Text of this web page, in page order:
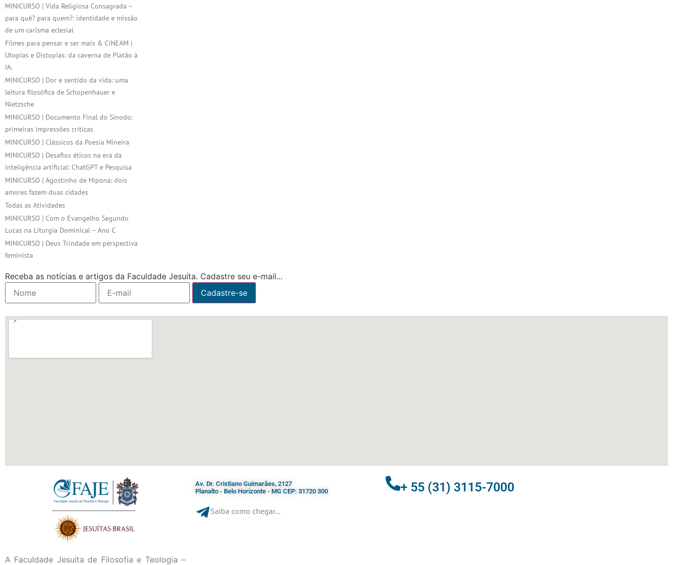
MINICURSO | Vida Religiosa Consagrada –
para quê? para quem?: identidade e missão
de um carisma eclesial
Filmes para pensar e ser mais & CiNEAM |
Utopias e Distopias: da caverna de Platão à
IA.
MINICURSO | Dor e sentido da vida: uma
leitura filosófica de Schopenhauer e
Nietzsche
MINICURSO | Documento Final do Sínodo:
primeiras impressões críticas
MINICURSO | Clássicos da Poesia Mineira
MINICURSO | Desafios éticos na era da
inteligência artificial: ChatGPT e Pesquisa
MINICURSO | Agostinho de Hipona: dois
amores fazem duas cidades
Todas as Atividades
MINICURSO | Com o Evangelho Segundo
Lucas na Liturgia Dominical – Ano C
MINICURSO | Deus Trindade em perspectiva
feminista
Receba as notícias e artigos da Faculdade Jesuíta. Cadastre seu e-mail...
A Faculdade Jesuíta de Filosofia e Teologia –
Av. Dr. Cristiano Guimarães, 2127
Planalto - Belo Horizonte - MG CEP: 31720 300
Saiba como chegar...
+ 55 (31) 3115-7000​